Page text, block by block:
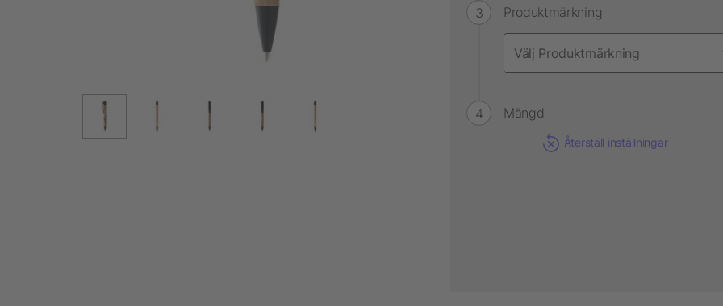
Produktmärkning
Mängd
Återställ inställningar